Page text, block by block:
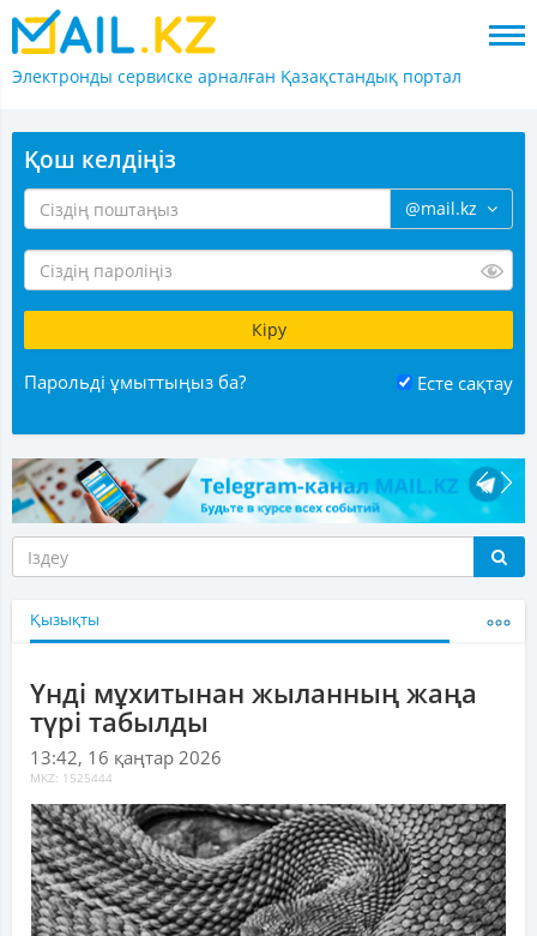
Электронды сервиске арналған Қазақстандық портал
Қош келдіңіз
@mail.kz
Парольді ұмыттыңыз ба? Есте сақтау
Қызықты
Үнді мұхитынан жыланның жаңа
түрі табылды
13:42, 16 қаңтар 2026
MKZ: 1525444